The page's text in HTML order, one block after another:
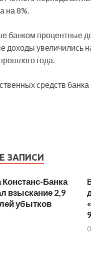
на 8%.
банком процентные
доходы увеличились
года.
средств банка
ЗАПИСИ
Констанс-Банка
взыскание 2,9
убытков